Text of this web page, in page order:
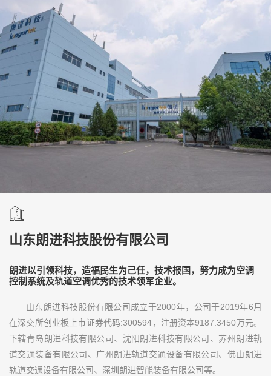
山东朗进科技股份有限公司
朗进以引领科技，造福民生为己任，技术报国，努力成为空调
控制系统及轨道空调优秀的技术领军企业。
山东朗进科技股份有限公司成立于2000年，公司于2019年6月
在深交所创业板上市证券代码:300594，注册资本9187.3450万元。
下辖青岛朗进科技有限公司、沈阳朗进科技有限公司、苏州朗进轨
道交通装备有限公司、广州朗进轨道交通设备有限公司、佛山朗进
轨道交通设备有限公司、深圳朗进智能装备有限公司等。